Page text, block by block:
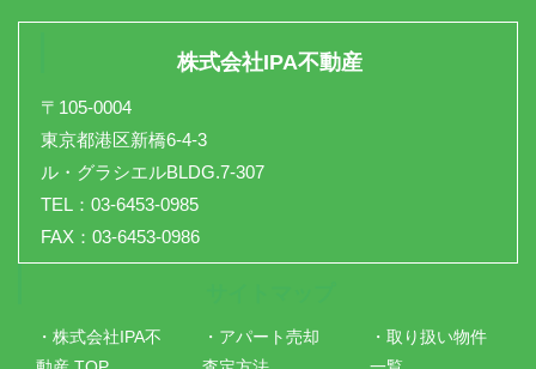
株式会社IPA不動産
〒105-0004
東京都港区新橋6-4-3
ル・グラシエルBLDG.7-307
TEL：03-6453-0985
FAX：03-6453-0986
・株式会社IPA不
・アパート売却
・取り扱い物件